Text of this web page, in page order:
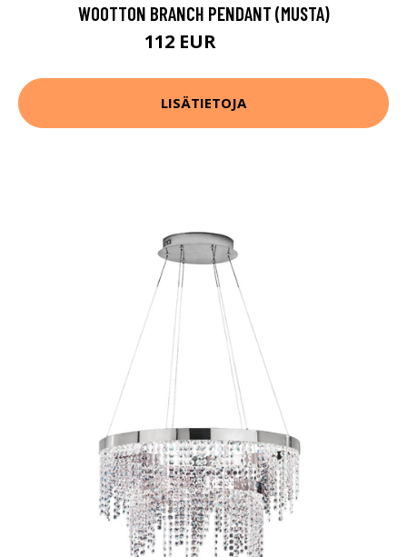
WOOTTON BRANCH PENDANT (MUSTA)
112 EUR
LISÄTIETOJA